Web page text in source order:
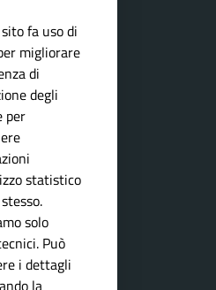
fa uso di
migliorare
di
degli
per
statistico
solo
Può
i dettagli
la